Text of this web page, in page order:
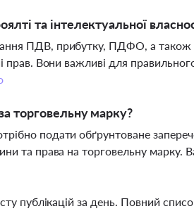
та інтелектуальної
ПДВ, прибутку, ПДФО, а також
прав. Вони важливі для
торговельну марку?
подати обґрунтоване
та права на торговельну
публікацій за день. Повний